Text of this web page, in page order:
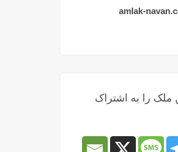
amlak-
ملک را به اشتراک